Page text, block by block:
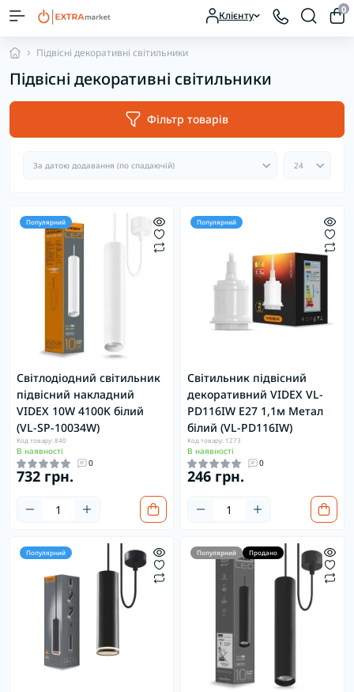
Клієнту 0
Підвісні декоративні світильники
Підвісні декоративні світильники
Фільтр товарів
Популярний
Світлодіодний світильник
підвісний накладний
VIDEX 10W 4100K білий
(VL-SP-10034W)
Код товару: 840
В наявності
0
732 грн.
Популярний
Світильник підвісний
декоративний VIDEX VL-
PD116IW Е27 1,1м Метал
білий (VL-PD116IW)
Код товару: 1273
В наявності
0
246 грн.
Популярний Популярний Продано